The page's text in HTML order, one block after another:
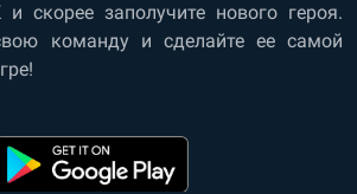
и скорее заполучите нового героя.
команду и сделайте ее самой